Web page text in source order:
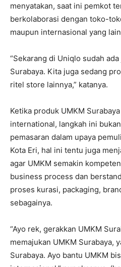
menyatakan, saat ini pemkot
berkolaborasi dengan toko-
maupun internasional yang
“Sekarang di Uniqlo sudah
Surabaya. Kita juga sedang
ritel store lainnya,” katanya.
Ketika produk UMKM
international, langkah ini
pemasaran dalam upaya
Kota Eri, hal ini tentu juga
agar UMKM semakin
business process dan
proses kurasi, packaging,
sebagainya.
“Ayo rek, gerakkan UMKM
memajukan UMKM Surabaya,
Surabaya. Ayo bantu UMKM